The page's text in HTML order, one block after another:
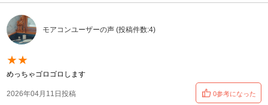
モアコンユーザーの声 (投稿件数:4)
★★
めっちゃゴロゴロします
2026年04月11日投稿 0参考になった